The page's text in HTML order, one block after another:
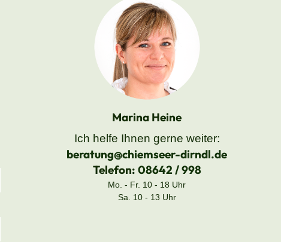
Marina Heine
Ich helfe Ihnen gerne weiter:
beratung@chiemseer-dirndl.de
Telefon: 08642 / 998
Mo. - Fr. 10 - 18 Uhr
Sa. 10 - 13 Uhr